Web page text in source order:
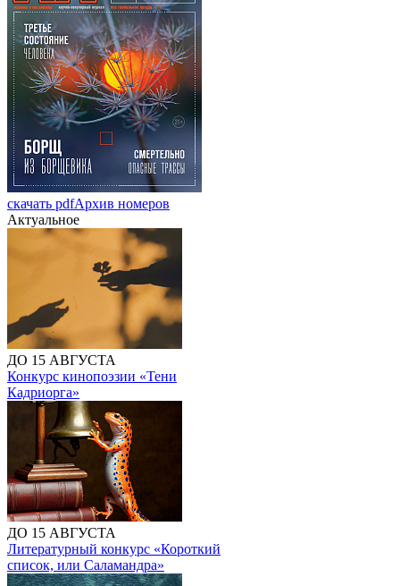
скачать pdfАрхив номеров
Актуальное
ДО 15 АВГУСТА
Конкурс кинопоэзии «Тени
Кадриорга»
ДО 15 АВГУСТА
Литературный конкурс «Короткий
список, или Саламандра»